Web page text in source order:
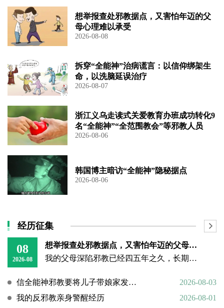
想举报查处邪教据点，又害怕年迈的父
母心理难以承受
2026-08-08
拆穿“全能神”治病谎言：以信仰绑架生
命，以洗脑延误治疗
2026-08-07
浙江义乌走读式关爱教育办班成功转化9
名“全能神”“全范围教会”等邪教人员
2026-08-06
韩国博主暗访“全能神”隐秘据点
2026-08-06
经历征集
08
2026-08
想举报查处邪教据点，又害怕年迈的父母心理难以承受
我的父母深陷邪教已经四五年之久，长期的洗脑已经深深困住他们的思想。昨日我回到老家，看见年迈双亲憔悴疲惫的模样，内心万分揪心难受。
信全能神邪教要将儿子带娘家发展成信徒
2026-08-03
我的反邪教亲身警醒经历
2026-08-01